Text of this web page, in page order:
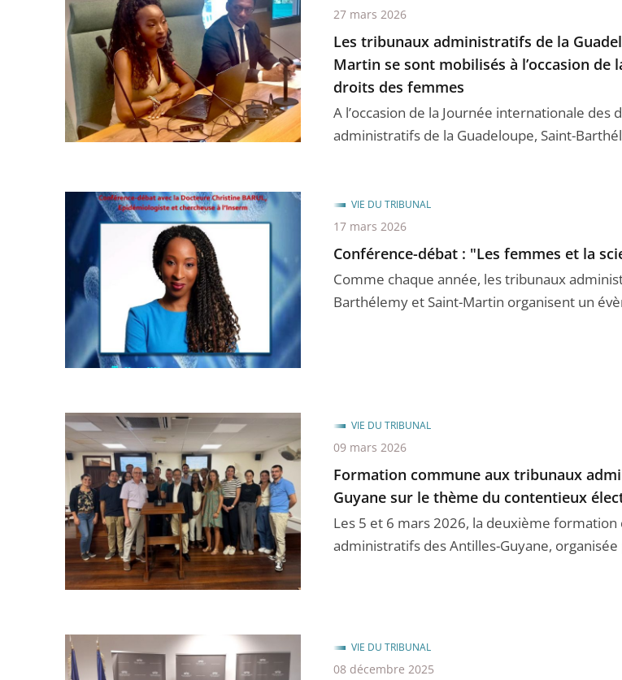
Les tribunaux administratifs de la
Martin se sont mobilisés à l’occasion de
droits des femmes
A l’occasion de la Journée internationale
administratifs de la Guadeloupe, Saint-
27 mars 2026
Conférence-débat : "Les femmes et la
Comme chaque année, les tribunaux
Barthélemy et Saint-Martin organisent un
VIE DU TRIBUNAL
17 mars 2026
Formation commune aux tribunaux
Guyane sur le thème du contentieux
Les 5 et 6 mars 2026, la deuxième
administratifs des Antilles-Guyane,
VIE DU TRIBUNAL
09 mars 2026
VIE DU TRIBUNAL
08 décembre 2025